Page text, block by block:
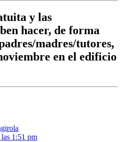
y las
hacer, de forma
madres/tutores,
en el edificio
1:51 pm